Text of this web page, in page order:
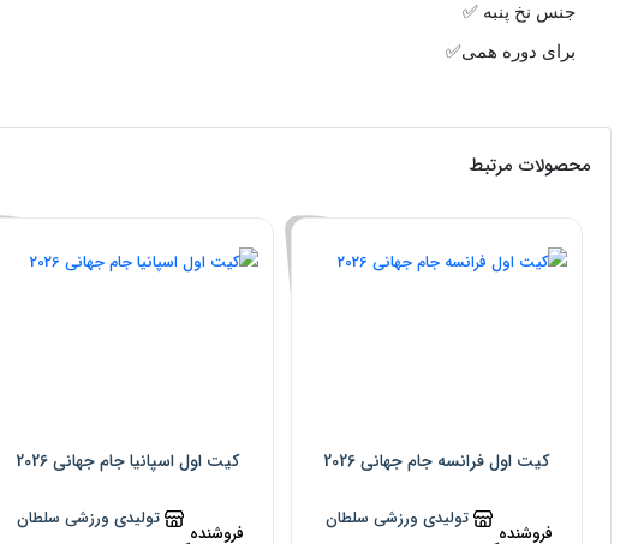
جنس نخ پنبه ✅️
برای دوره همی✅️
محصولات مرتبط
کیت اول فرانسه جام جهانی 2026
فروشنده
تولیدی ورزشی سلطان
کیت اول اسپانیا جام جهانی 2026
فروشنده
تولیدی ورزشی سلطان